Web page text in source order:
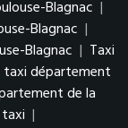
Blagnac |
Blagnac |
Blagnac | Taxi
département
de la
|